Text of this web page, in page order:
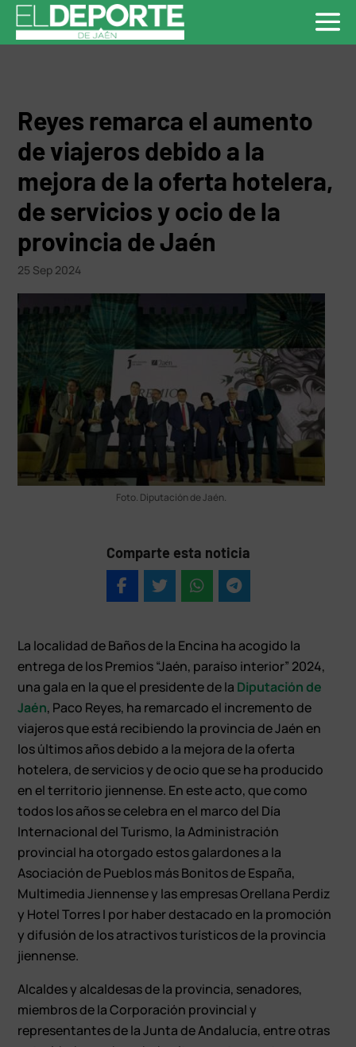
Reyes remarca el aumento
de viajeros debido a la
mejora de la oferta hotelera,
de servicios y ocio de la
provincia de Jaén
25 Sep 2024
Foto. Diputación de Jaén.
Comparte esta noticia
La localidad de Baños de la Encina ha acogido la
entrega de los Premios “Jaén, paraíso interior” 2024,
una gala en la que el presidente de la Diputación de
Jaén, Paco Reyes, ha remarcado el incremento de
viajeros que está recibiendo la provincia de Jaén en
los últimos años debido a la mejora de la oferta
hotelera, de servicios y de ocio que se ha producido
en el territorio jiennense. En este acto, que como
todos los años se celebra en el marco del Día
Internacional del Turismo, la Administración
provincial ha otorgado estos galardones a la
Asociación de Pueblos más Bonitos de España,
Multimedia Jiennense y las empresas Orellana Perdiz
y Hotel Torres I por haber destacado en la promoción
y difusión de los atractivos turísticos de la provincia
jiennense.
Alcaldes y alcaldesas de la provincia, senadores,
miembros de la Corporación provincial y
representantes de la Junta de Andalucía, entre otras